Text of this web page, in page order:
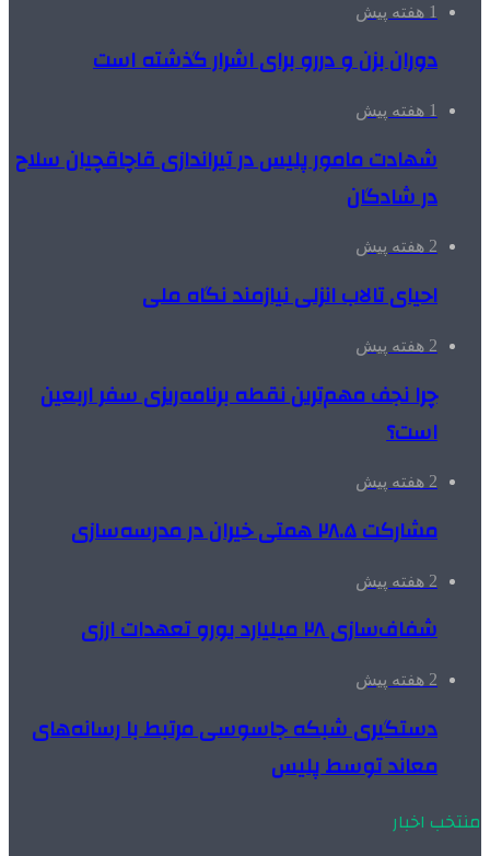
1 هفته پیش
دوران بزن و دررو برای اشرار گذشته است
1 هفته پیش
شهادت مامور پلیس در تیراندازی قاچاقچیان سلاح
در شادگان
2 هفته پیش
احیای تالاب انزلی نیازمند نگاه ملی
2 هفته پیش
چرا نجف مهم‌ترین نقطه برنامه‌ریزی سفر اربعین
است؟
2 هفته پیش
مشارکت ۲۸.۵ همتی خیران در مدرسه‌سازی
2 هفته پیش
شفاف‌سازی ۲۸ میلیارد یورو تعهدات ارزی
2 هفته پیش
دستگیری شبکه جاسوسی مرتبط با رسانه‌های
معاند توسط پلیس
منتخب اخبار